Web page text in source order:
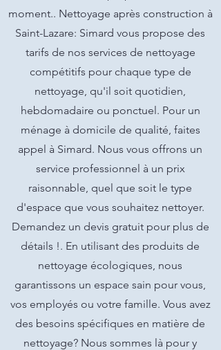
moment.. Nettoyage après construction à
Saint-Lazare: Simard vous propose des
tarifs de nos services de nettoyage
compétitifs pour chaque type de
nettoyage, qu'il soit quotidien,
hebdomadaire ou ponctuel. Pour un
ménage à domicile de qualité, faites
appel à Simard. Nous vous offrons un
service professionnel à un prix
raisonnable, quel que soit le type
d'espace que vous souhaitez nettoyer.
Demandez un devis gratuit pour plus de
détails !. En utilisant des produits de
nettoyage écologiques, nous
garantissons un espace sain pour vous,
vos employés ou votre famille. Vous avez
des besoins spécifiques en matière de
nettoyage? Nous sommes là pour y